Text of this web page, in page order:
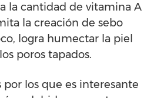
la cantidad de vitamina A
la creación de sebo
logra humectar la piel
poros tapados.
los que es interesante